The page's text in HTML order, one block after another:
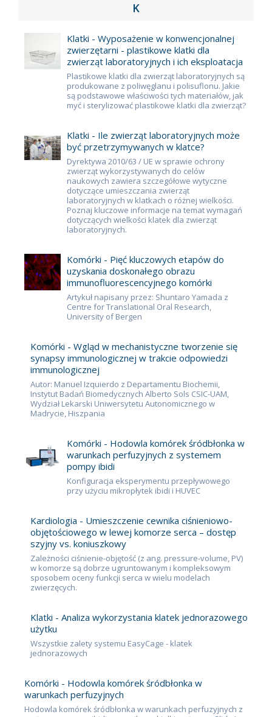
K
Klatki - Wyposażenie w konwencjonalnej
zwierzętarni - plastikowe klatki dla
zwierząt laboratoryjnych i ich eksploatacja
Plastikowe klatki dla zwierząt laboratoryjnych są
produkowane z poliwęglanu i polisuflonu. Jakie
są podstawowe właściwości tych materiałów, jak
myć i sterylizować plastikowe klatki dla zwierząt?
Klatki - Ile zwierząt laboratoryjnych może
być przetrzymywanych w klatce?
Dyrektywa 2010/63 / UE w sprawie ochrony
zwierząt wykorzystywanych do celów
naukowych zawiera szczegółowe wytyczne
dotyczące umieszczania zwierząt
laboratoryjnych w klatkach o różnej wielkości.
Poznaj kluczowe informacje na temat wymagań
dotyczących wielkości klatek dla zwierząt
laboratoryjnych.
Komórki - Pięć kluczowych etapów do
uzyskania doskonałego obrazu
immunofluorescencyjnego komórki
Artykuł napisany przez: Shuntaro Yamada z
Centre for Translational Oral Research,
University of Bergen
Komórki - Wgląd w mechanistyczne tworzenie się
synapsy immunologicznej w trakcie odpowiedzi
immunologicznej
Autor: Manuel Izquierdo z Departamentu Biochemii,
Instytut Badań Biomedycznych Alberto Sols CSIC-UAM,
Wydział Lekarski Uniwersytetu Autonomicznego w
Madrycie, Hiszpania
Komórki - Hodowla komórek śródbłonka w
warunkach perfuzyjnych z systemem
pompy ibidi
Konfiguracja eksperymentu przepływowego
przy użyciu mikropłytek ibidi i HUVEC
Kardiologia - Umieszczenie cewnika ciśnieniowo-
objętościowego w lewej komorze serca – dostęp
szyjny vs. koniuszkowy
Zależności ciśnienie-objętość (z ang. pressure-volume, PV)
w komorze są dobrze ugruntowanym i kompleksowym
sposobem oceny funkcji serca w wielu modelach
zwierzęcych.
Klatki - Analiza wykorzystania klatek jednorazowego
użytku
Wszystkie zalety systemu EasyCage - klatek
jednorazowych
Komórki - Hodowla komórek śródbłonka w
warunkach perfuzyjnych
Hodowla komórek śródbłonka w warunkach perfuzyjnych z